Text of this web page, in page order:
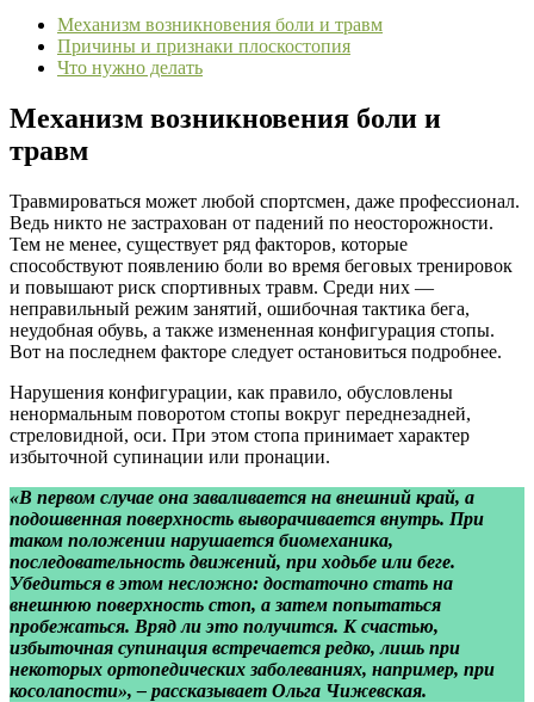
Механизм возникновения боли и травм
Причины и признаки плоскостопия
Что нужно делать
Механизм возникновения боли и
травм
Травмироваться может любой спортсмен, даже профессионал.
Ведь никто не застрахован от падений по неосторожности.
Тем не менее, существует ряд факторов, которые
способствуют появлению боли во время беговых тренировок
и повышают риск спортивных травм. Среди них —
неправильный режим занятий, ошибочная тактика бега,
неудобная обувь, а также измененная конфигурация стопы.
Вот на последнем факторе следует остановиться подробнее.
Нарушения конфигурации, как правило, обусловлены
ненормальным поворотом стопы вокруг переднезадней,
стреловидной, оси. При этом стопа принимает характер
избыточной супинации или пронации.
«В первом случае она заваливается на внешний край, а
подошвенная поверхность выворачивается внутрь. При
таком положении нарушается биомеханика,
последовательность движений, при ходьбе или беге.
Убедиться в этом несложно: достаточно стать на
внешнюю поверхность стоп, а затем попытаться
пробежаться. Вряд ли это получится. К счастью,
избыточная супинация встречается редко, лишь при
некоторых ортопедических заболеваниях, например, при
косолапости», – рассказывает Ольга Чижевская.